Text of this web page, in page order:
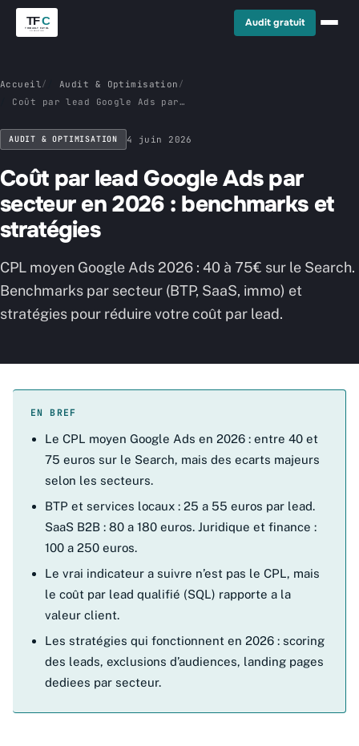
Audit gratuit
Accueil/ Audit & Optimisation /
Coût par lead Google Ads par
stratégies
AUDIT & OPTIMISATION 4 juin 2026
Coût par lead Google Ads par
secteur en 2026 : benchmarks et
stratégies
CPL moyen Google Ads 2026 : 40 à 75€ sur le Search.
Benchmarks par secteur (BTP, SaaS, immo) et
stratégies pour réduire votre coût par lead.
EN BREF
Le CPL moyen Google Ads en 2026 : entre 40 et
75 euros sur le Search, mais des ecarts majeurs
selon les secteurs.
BTP et services locaux : 25 a 55 euros par lead.
SaaS B2B : 80 a 180 euros. Juridique et finance :
100 a 250 euros.
Le vrai indicateur a suivre n’est pas le CPL, mais
le coût par lead qualifié (SQL) rapporte a la
valeur client.
Les stratégies qui fonctionnent en 2026 : scoring
des leads, exclusions d’audiences, landing pages
dediees par secteur.